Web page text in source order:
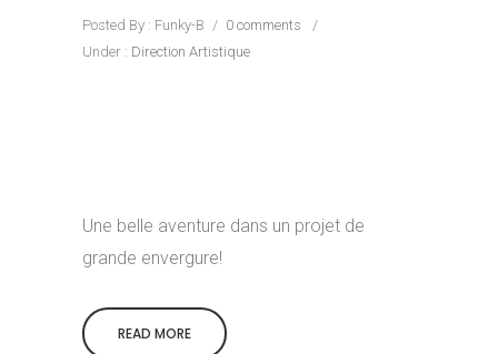
Posted By : Funky-B / 0 comments
/
Under : Direction Artistique
Une belle aventure dans un projet de
grande envergure!
READ MORE